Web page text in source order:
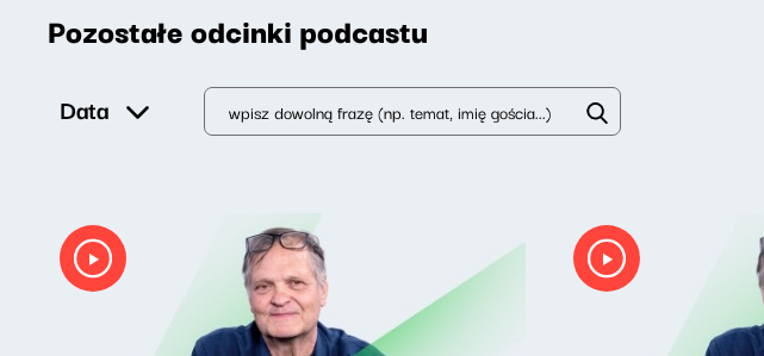
Pozostałe odcinki podcastu
Data